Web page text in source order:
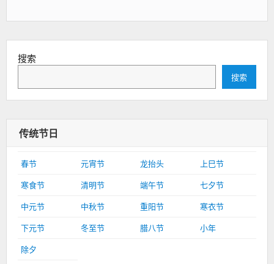
搜索
搜索
传统节日
春节 元宵节 龙抬头
上巳节
寒食节
清明节 端午节
七夕节
中元节
中秋节 重阳节
寒衣节
下元节
冬至节 腊八节
小年
除夕